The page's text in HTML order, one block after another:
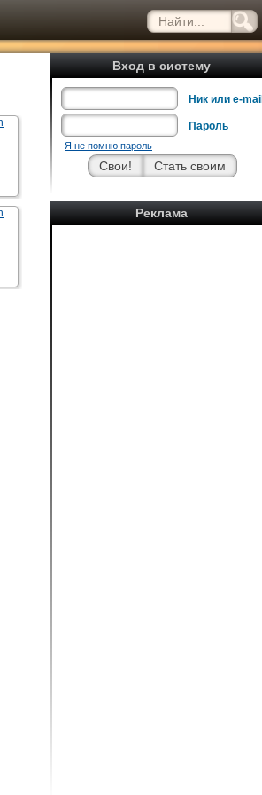
Вход в систему
Ник или e-mail
Пароль
Я не помню пароль
Реклама